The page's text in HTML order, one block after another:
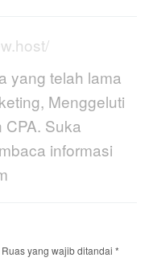
yang telah lama
Menggeluti
Suka
informasi
Ruas yang wajib ditandai *